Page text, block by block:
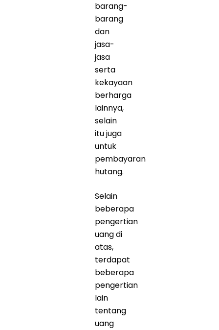
barang-
barang
dan
jasa-
jasa
serta
kekayaan
berharga
lainnya,
selain
itu juga
untuk
pembayaran
hutang.
Selain
beberapa
pengertian
uang di
atas,
terdapat
beberapa
pengertian
lain
tentang
uang